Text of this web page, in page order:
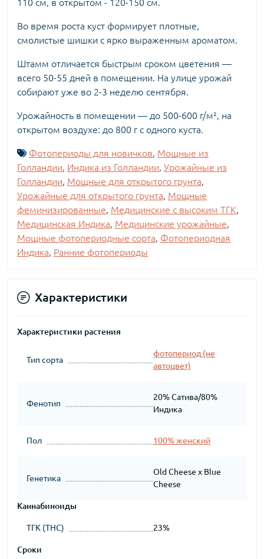
110 см, в открытом - 120-150 см.
Во время роста куст формирует плотные,
смолистые шишки с ярко выраженным ароматом.
Штамм отличается быстрым сроком цветения —
всего 50-55 дней в помещении. На улице урожай
собирают уже во 2-3 неделю сентября.
Урожайность в помещении — до 500-600 г/м², на
открытом воздухе: до 800 г с одного куста.
Фотопериоды для новичков, Мощные из
Голландии, Индика из Голландии, Урожайные из
Голландии, Мощные для открытого грунта,
Урожайные для открытого грунта, Мощные
феминизированные, Медицинские с высоким ТГК,
Медицинская Индика, Медицинские урожайные,
Мощные фотопериодные сорта, Фотопериодная
Индика, Ранние фотопериоды
Характеристики
Характеристики растения
Тип сорта
фотопериод (не
автоцвет)
Фенотип
20% Сатива/80%
Индика
Пол 100% женский
Генетика
Old Cheese x Blue
Cheese
Каннабиноиды
ТГК (THC) 23%
Сроки